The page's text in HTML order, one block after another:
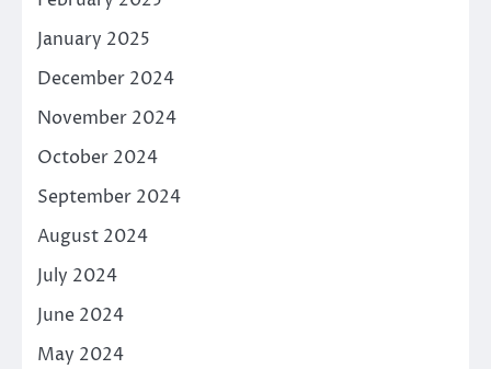
January 2025
December 2024
November 2024
October 2024
September 2024
August 2024
July 2024
June 2024
May 2024